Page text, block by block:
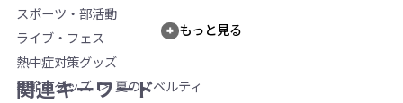
スポーツ・部活動
ライブ・フェス
熱中症対策グッズ
季節のグッズ
夏のノベルティ
もっと見る
関連キーワード